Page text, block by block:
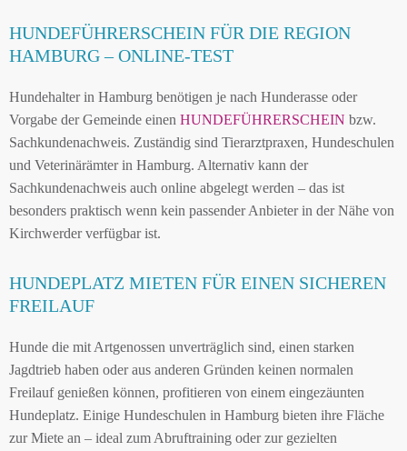
HUNDEFÜHRERSCHEIN FÜR DIE REGION
HAMBURG – ONLINE-TEST
Hundehalter in Hamburg benötigen je nach Hunderasse oder
Vorgabe der Gemeinde einen HUNDEFÜHRERSCHEIN bzw.
Sachkundenachweis. Zuständig sind Tierarztpraxen, Hundeschulen
und Veterinärämter in Hamburg. Alternativ kann der
Sachkundenachweis auch online abgelegt werden – das ist
besonders praktisch wenn kein passender Anbieter in der Nähe von
Kirchwerder verfügbar ist.
HUNDEPLATZ MIETEN FÜR EINEN SICHEREN
FREILAUF
Hunde die mit Artgenossen unverträglich sind, einen starken
Jagdtrieb haben oder aus anderen Gründen keinen normalen
Freilauf genießen können, profitieren von einem eingezäunten
Hundeplatz. Einige Hundeschulen in Hamburg bieten ihre Fläche
zur Miete an – ideal zum Abruftraining oder zur gezielten